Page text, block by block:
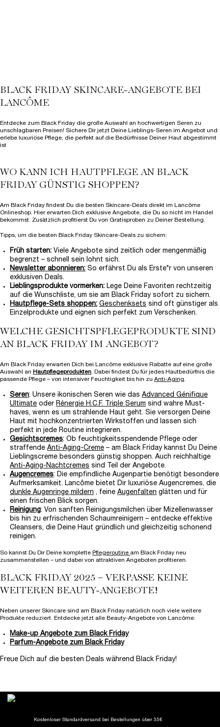
(1.900,00 €/1l.)
BLACK FRIDAY SKINCARE-ANGEBOTE BEI
LANCÔME
Entdecke zum Black Friday die große Auswahl an hochwertigen Seren zu
unschlagbaren Preisen! Sichere Dir jetzt Deine Lieblings-Seren im Angebot und
erlebe luxuriöse Pflege, die perfekt auf die Bedürfnisse Deiner Haut abgestimmt
ist
WO KANN ICH HAUTPFLEGE AN BLACK
FRIDAY GÜNSTIG SHOPPEN?
Am Black Friday findest Du die besten Skincare-Deals direkt im Lancôme
Onlineshop. Hier erwarten Dich exklusive Angebote, die Du so nicht im Handel
bekommst. Zusätzlich profitierst Du von Gratisproben zu Deiner Bestellung.
Tipps, um die besten Black Friday Skincare-Deals zu sichern:
Früh starten: Viele Angebote sind zeitlich oder mengenmäßig
begrenzt – schnell sein lohnt sich.
Newsletter abonnieren: So erfährst Du als Erste*r von unseren
exklusiven Deals.
Lieblingsprodukte vormerken: Lege Deine Favoriten rechtzeitig
auf die Wunschliste, um sie am Black Friday sofort zu sichern.
Hautpflege-Sets shoppen: Geschenksets sind oft günstiger als
Einzelprodukte und eignen sich perfekt zum Verschenken.
WELCHE GESICHTSPFLEGEPRODUKTE SIND
AN BLACK FRIDAY IM ANGEBOT?
Am Black Friday erwarten Dich bei Lancôme exklusive Rabatte auf eine große
Auswahl an Hautpflegeprodukten. Dabei findest Du für jedes Hautbedürfnis die
passende Pflege – von intensiver Feuchtigkeit bis hin zu Anti-Aging.
Seren: Unsere ikonischen Seren wie das Advanced Génifique
Ultimate oder Rénergie H.C.F. Triple Serum sind wahre Must-
haves, wenn es um strahlende Haut geht. Sie versorgen Deine
Haut mit hochkonzentrierten Wirkstoffen und lassen sich
perfekt in jede Routine integrieren.
Gesichtscremes: Ob feuchtigkeitsspendende Pflege oder
straffende Anti-Aging-Creme – am Black Friday kannst Du Deine
Lieblingscreme besonders günstig shoppen. Auch reichhaltige
Anti-Aging-Nachtcremes sind Teil der Angebote.
Augencremes: Die empfindliche Augenpartie benötigt besondere
Aufmerksamkeit. Lancôme bietet Dir luxuriöse Augencremes, die
dunkle Augenringe mildern , feine Augenfalten glätten und für
einen frischen Blick sorgen.
Reinigung: Von sanften Reinigungsmilchen über Mizellenwasser
bis hin zu erfrischenden Schaumreinigern – entdecke effektive
Cleansers, die Deine Haut gründlich und gleichzeitig schonend
reinigen.
So kannst Du Dir Deine komplette Pflegeroutine am Black Friday neu
zusammenstellen – und dabei von attraktiven Angeboten profitieren.
BLACK FRIDAY 2025 – VERPASSE KEINE
WEITEREN BEAUTY-ANGEBOTE!
Neben unserer Skincare sind am Black Friday natürlich noch viele weitere
Produkte reduziert. Entdecke jetzt alle Beauty-Angebote von Lancôme:
Make-up Angebote zum Black Friday
Parfum-Angebote zum Black Friday
Freue Dich auf die besten Deals während Black Friday!
Kostenloser Standardversand bei Bestellungen über 35€